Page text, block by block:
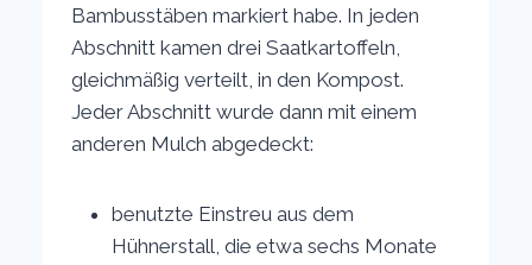
Bambusstäben markiert habe. In jeden
Abschnitt kamen drei Saatkartoffeln,
gleichmäßig verteilt, in den Kompost.
Jeder Abschnitt wurde dann mit einem
anderen Mulch abgedeckt:
benutzte Einstreu aus dem
Hühnerstall, die etwa sechs Monate